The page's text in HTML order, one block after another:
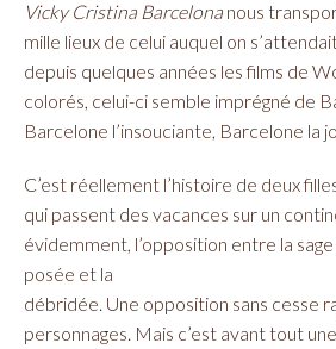
Vicky Cristina Barcelona nous
mille lieux de celui auquel on
depuis quelques années les films de
colorés, celui-ci semble imprégné de
Barcelone l’insouciante, Barcelone la
C’est réellement l’histoire de deux
qui passent des vacances sur un
évidemment, l’opposition entre la
posée et la
débridée. Une opposition sans cesse
personnages. Mais c’est avant tout